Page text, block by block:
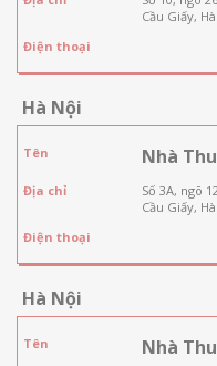
Cầu Giấy,
Điện thoại
Hà Nội
Tên Nhà
Địa chỉ
Số 3A, ngõ
Cầu Giấy,
Điện thoại
Hà Nội
Tên Nhà